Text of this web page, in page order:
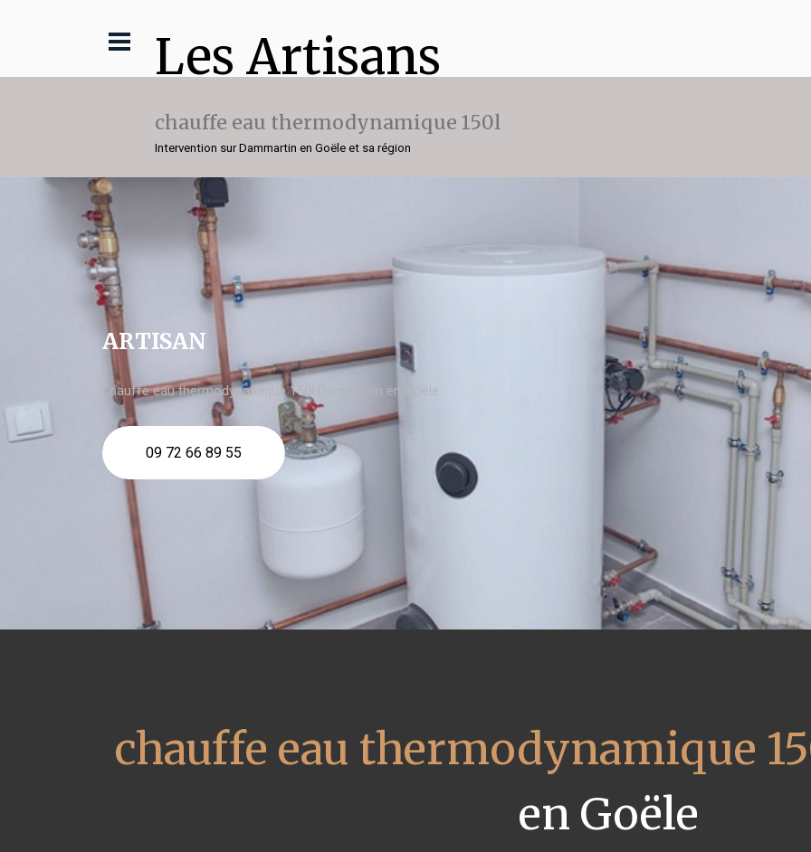
Les Artisans
chauffe eau thermodynamique 150l
Intervention sur Dammartin en Goële et sa région
ARTISAN
chauffe eau thermodynamique 150l Dammartin en Goële
09 72 66 89 55
chauffe eau thermodynamique
en Goële